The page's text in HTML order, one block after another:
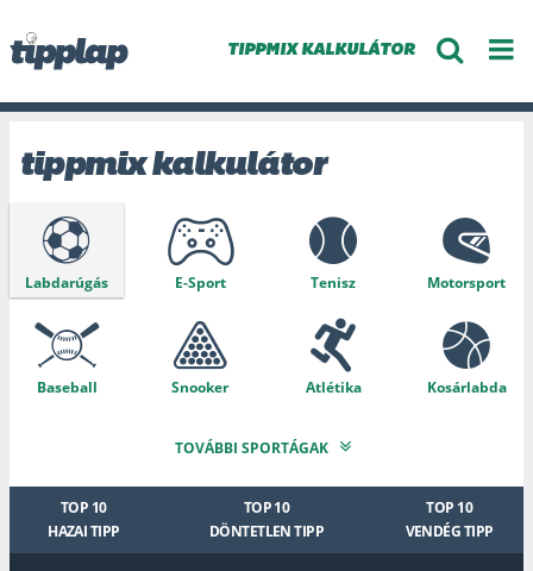
TIPPMIX KALKULÁTOR
tippmix kalkulátor
Labdarúgás E-Sport Tenisz Motorsport
Baseball Snooker Atlétika Kosárlabda
Krikett
Speciális
MMA
Jégkorong
TOVÁBBI SPORTÁGAK
TOP 10
HAZAI TIPP
TOP 10
DÖNTETLEN TIPP
TOP 10
VENDÉG TIPP